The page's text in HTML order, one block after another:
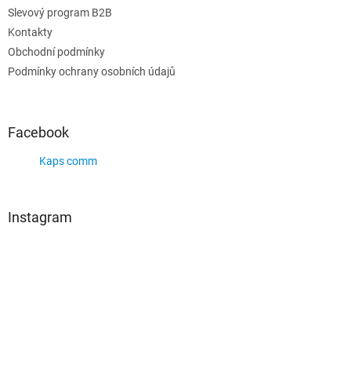
Slevový program B2B
Kontakty
Obchodní podmínky
Podmínky ochrany osobních údajů
Facebook
Kaps comm
Instagram